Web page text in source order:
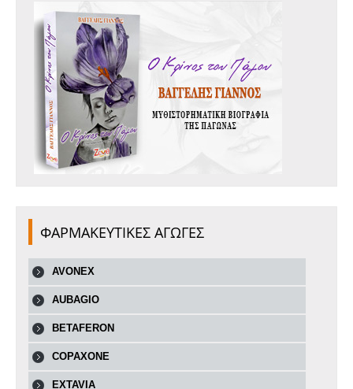
ΦΑΡΜΑΚΕΥΤΙΚΕΣ ΑΓΩΓΕΣ
AVONEX
AUBAGIO
BETAFERON
COPAXONE
EXTAVIA